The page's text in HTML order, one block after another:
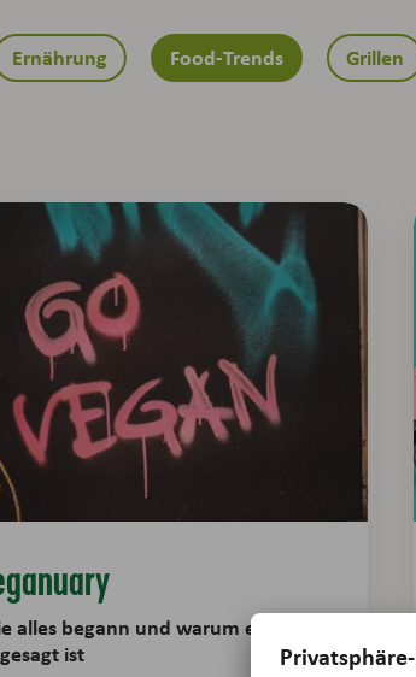
Ernährung Food-Trends Grillen
alles begann und warum es so
ist